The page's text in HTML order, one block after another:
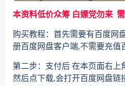
本资料低价众筹 白嫖党勿来
购买教程：首先需要有百度网
册百度网盘客户端,不需要充值
第二步：支付后 在本页面右上
然后点下载,会打开百度网盘